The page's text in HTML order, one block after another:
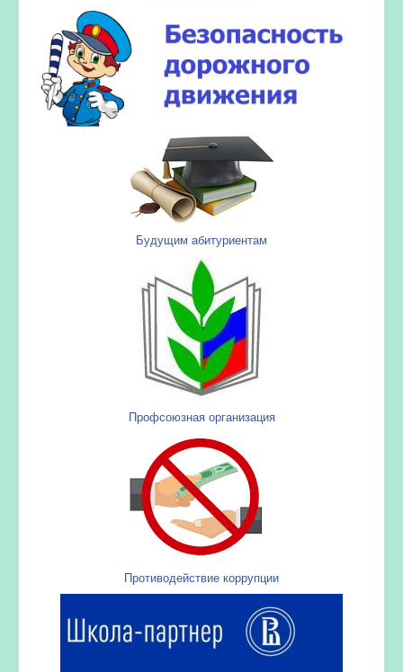
Будущим абитуриентам
Профсоюзная организация
Противодействие коррупции